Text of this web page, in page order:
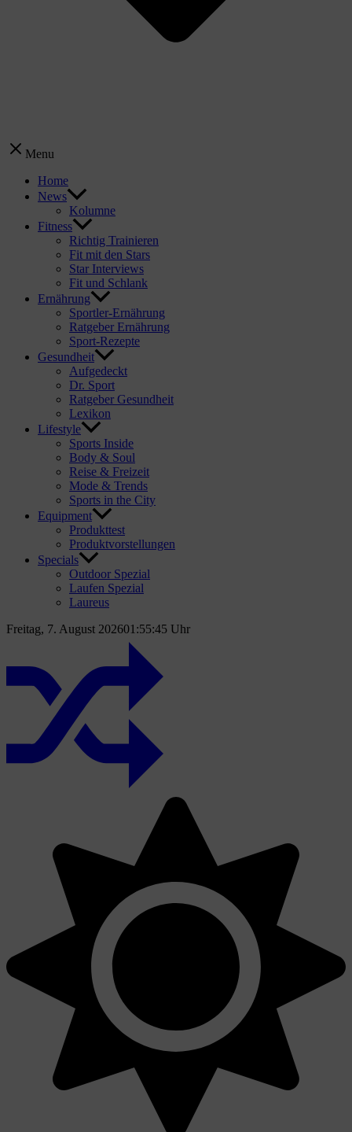
Menu
Home
News
Kolumne
Fitness
Richtig Trainieren
Fit mit den Stars
Star Interviews
Fit und Schlank
Ernährung
Sportler-Ernährung
Ratgeber Ernährung
Sport-Rezepte
Gesundheit
Aufgedeckt
Dr. Sport
Ratgeber Gesundheit
Lexikon
Lifestyle
Sports Inside
Body & Soul
Reise & Freizeit
Mode & Trends
Sports in the City
Equipment
Produkttest
Produktvorstellungen
Specials
Outdoor Spezial
Laufen Spezial
Laureus
Freitag, 7. August 202601:55:46 Uhr